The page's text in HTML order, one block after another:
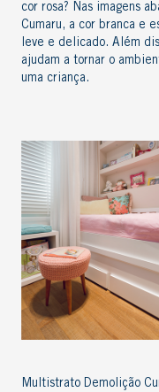
cor rosa? Nas imagens
Cumaru , a cor branca e
leve e delicado. Além
ajudam a tornar o
uma criança .
Multistrato Demolição